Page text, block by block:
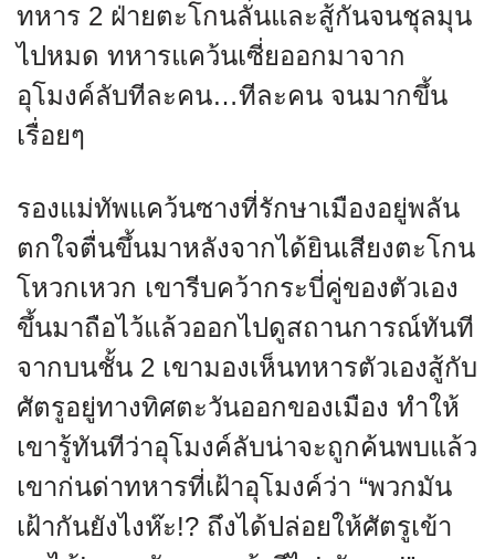
ทหาร 2 ฝ่ายตะโกนลั่นและสู้กันจนชุลมุน
ไปหมด ทหารแคว้นเซี่ยออกมาจาก
อุโมงค์ลับทีละคน…ทีละคน จนมากขึ้น
เรื่อยๆ
รองแม่ทัพแคว้นซางที่รักษาเมืองอยู่พลัน
ตกใจตื่นขึ้นมาหลังจากได้ยินเสียงตะโกน
โหวกเหวก เขารีบคว้ากระบี่คู่ของตัวเอง
ขึ้นมาถือไว้แล้วออกไปดูสถานการณ์ทันที
จากบนชั้น 2 เขามองเห็นทหารตัวเองสู้กับ
ศัตรูอยู่ทางทิศตะวันออกของเมือง ทำให้
เขารู้ทันทีว่าอุโมงค์ลับน่าจะถูกค้นพบแล้ว
เขาก่นด่าทหารที่เฝ้าอุโมงค์ว่า “พวกมัน
เฝ้ากันยังไงห๊ะ!? ถึงได้ปล่อยให้ศัตรูเข้า